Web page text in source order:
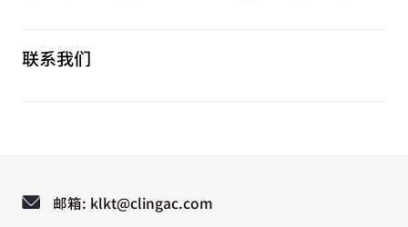
联系我们
邮箱: klkt@clingac.com